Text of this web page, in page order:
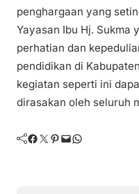
penghargaan yang
Yayasan Ibu Hj. Sukma
perhatian dan
pendidikan di
kegiatan seperti ini
dirasakan oleh seluruh
Facebook Twitter Pinterest Mail WhatsApp